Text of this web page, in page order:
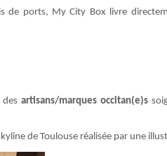
ports, My City Box livre
desartisans/marques occitan(e)s
de Toulouse réalisée par une